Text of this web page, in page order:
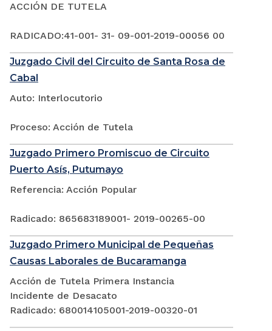
ACCIÓN DE TUTELA
RADICADO:41-001- 31- 09-001-2019-00056 00
Juzgado Civil del Circuito de Santa Rosa de
Cabal
Auto: Interlocutorio
Proceso: Acción de Tutela
Juzgado Primero Promiscuo de Circuito
Puerto Asís, Putumayo
Referencia: Acción Popular
Radicado: 865683189001- 2019-00265-00
Juzgado Primero Municipal de Pequeñas
Causas Laborales de Bucaramanga
Acción de Tutela Primera Instancia
Incidente de Desacato
Radicado: 680014105001-2019-00320-01